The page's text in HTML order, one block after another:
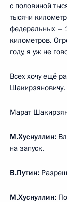
с половиной
тысячи
федеральных –
километров.
году, я уж не
Всех хочу ещё
Шакирзяновичу.
Марат
М.Хуснуллин:
на запуск.
В.Путин:
М.Хуснуллин: